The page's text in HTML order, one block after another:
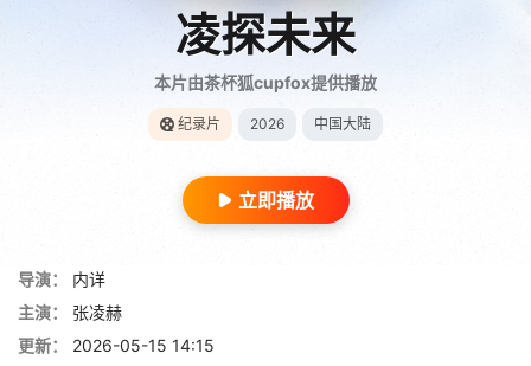
凌探未来
本片由茶杯狐cupfox提供播放
纪录片 2026 中国大陆
立即播放
导演：
内详
主演：
张凌赫
更新：
2026-05-15 14:15